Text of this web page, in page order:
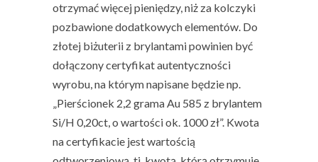
otrzymać więcej pieniędzy, niż za kolczyki
pozbawione dodatkowych elementów. Do
złotej biżuterii z brylantami powinien być
dołączony certyfikat autentyczności
wyrobu, na którym napisane będzie np.
„Pierścionek 2,2 grama Au 585 z brylantem
Si/H 0,20ct, o wartości ok. 1000 zł”. Kwota
na certyfikacie jest wartością